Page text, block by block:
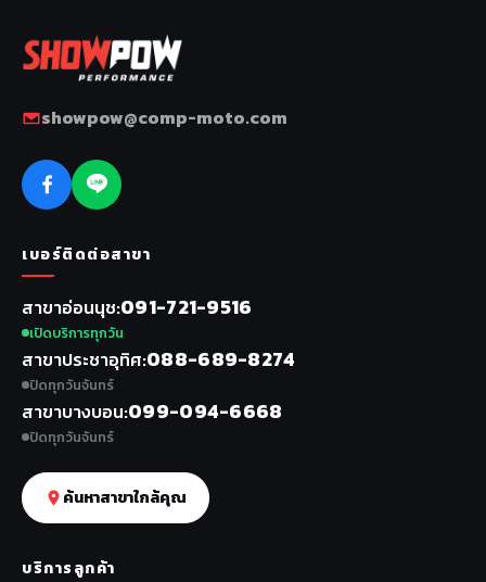
showpow@comp-moto.com
เบอร์ติดต่อสาขา
สาขาอ่อนนุช 091-721-9516
เปิดบริการทุกวัน
สาขาประชาอุทิศ 088-689-8274
ปิดทุกวันจันทร์
สาขาบางบอน 099-094-6668
ปิดทุกวันจันทร์
ค้นหาสาขาใกล้คุณ
บริการลูกค้า